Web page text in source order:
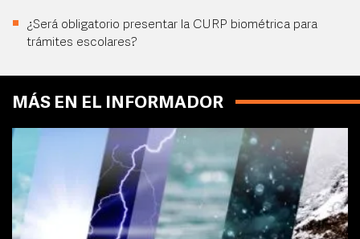
¿Será obligatorio presentar la CURP biométrica para
trámites escolares?
MÁS EN EL INFORMADOR